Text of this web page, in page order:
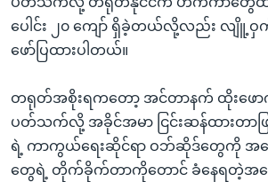
ပေါင်း ၂၀ ကျော် ရှိခဲ့တယ်လို့လည်း လျိူ့ဝှ
ဖော်ပြထားပါတယ်။
တရုတ်အစိုးရကတော့ အင်တာနက် ထိုးဖော
ပတ်သက်လို့ အခိုင်အမာ ငြင်းဆန်ထားတာ
ရဲ့ ကာကွယ်ရေးဆိုင်ရာ ဝဘ်ဆိုဒ်တွေကို
တွေရဲ့ တိုက်ခိုက်တာကိုတောင် ခံနေရတဲ့အကြ